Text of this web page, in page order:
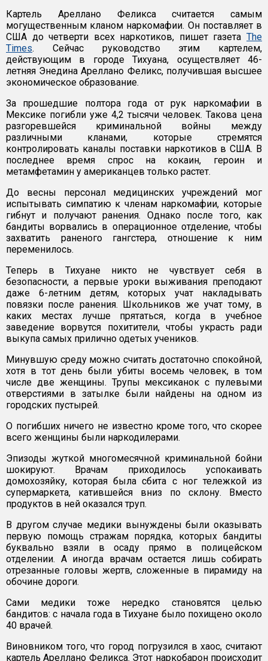
Картель Ареллано Феликса считается самым
могущественным кланом наркомафии. Он поставляет в
США до четверти всех наркотиков, пишет газета The
Times. Сейчас руководство этим картелем,
действующим в городе Тихуана, осуществляет 46-
летняя Энедина Ареллано Феликс, получившая высшее
экономическое образование.
За прошедшие полтора года от рук наркомафии в
Мексике погибли уже 4,2 тысячи человек. Такова цена
разгоревшейся криминальной войны между
различными кланами, которые стремятся
контролировать каналы поставки наркотиков в США. В
последнее время спрос на кокаин, героин и
метамфетамин у американцев только растет.
До весны персонал медицинских учреждений мог
испытывать симпатию к членам наркомафии, которые
гибнут и получают ранения. Однако после того, как
бандиты ворвались в операционное отделение, чтобы
захватить раненого гангстера, отношение к ним
переменилось.
Теперь в Тихуане никто не чувствует себя в
безопасности, а первые уроки выживания преподают
даже 6-летним детям, которых учат накладывать
повязки после ранения. Школьников же учат тому, в
каких местах лучше прятаться, когда в учебное
заведение ворвутся похитители, чтобы украсть ради
выкупа самых прилично одетых учеников.
Минувшую среду можно считать достаточно спокойной,
хотя в тот день были убиты восемь человек, в том
числе две женщины. Трупы мексиканок с пулевыми
отверстиями в затылке были найдены на одном из
городских пустырей.
О погибших ничего не известно кроме того, что скорее
всего женщины были наркодилерами.
Эпизоды жуткой многомесячной криминальной бойни
шокируют. Врачам приходилось успокаивать
домохозяйку, которая была сбита с ног тележкой из
супермаркета, катившейся вниз по склону. Вместо
продуктов в ней оказался труп.
В другом случае медики вынуждены были оказывать
первую помощь стражам порядка, которых бандиты
буквально взяли в осаду прямо в полицейском
отделении. А иногда врачам остается лишь собирать
отрезанные головы жертв, сложенные в пирамиду на
обочине дороги.
Сами медики тоже нередко становятся целью
бандитов: с начала года в Тихуане было похищено около
40 врачей.
Виновником того, что город погрузился в хаос, считают
картель Ареллано Феликса. Этот наркобарон происходит